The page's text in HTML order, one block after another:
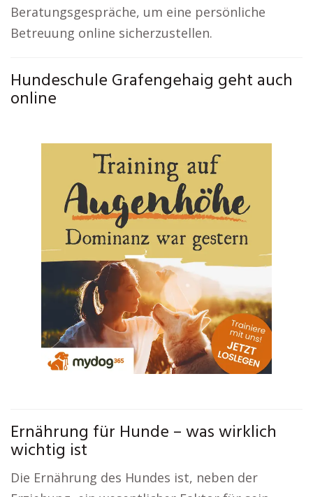
Beratungsgespräche, um eine persönliche
Betreuung online sicherzustellen.
Hundeschule Grafengehaig geht auch
online
Ernährung für Hunde – was wirklich
wichtig ist
Die Ernährung des Hundes ist, neben der